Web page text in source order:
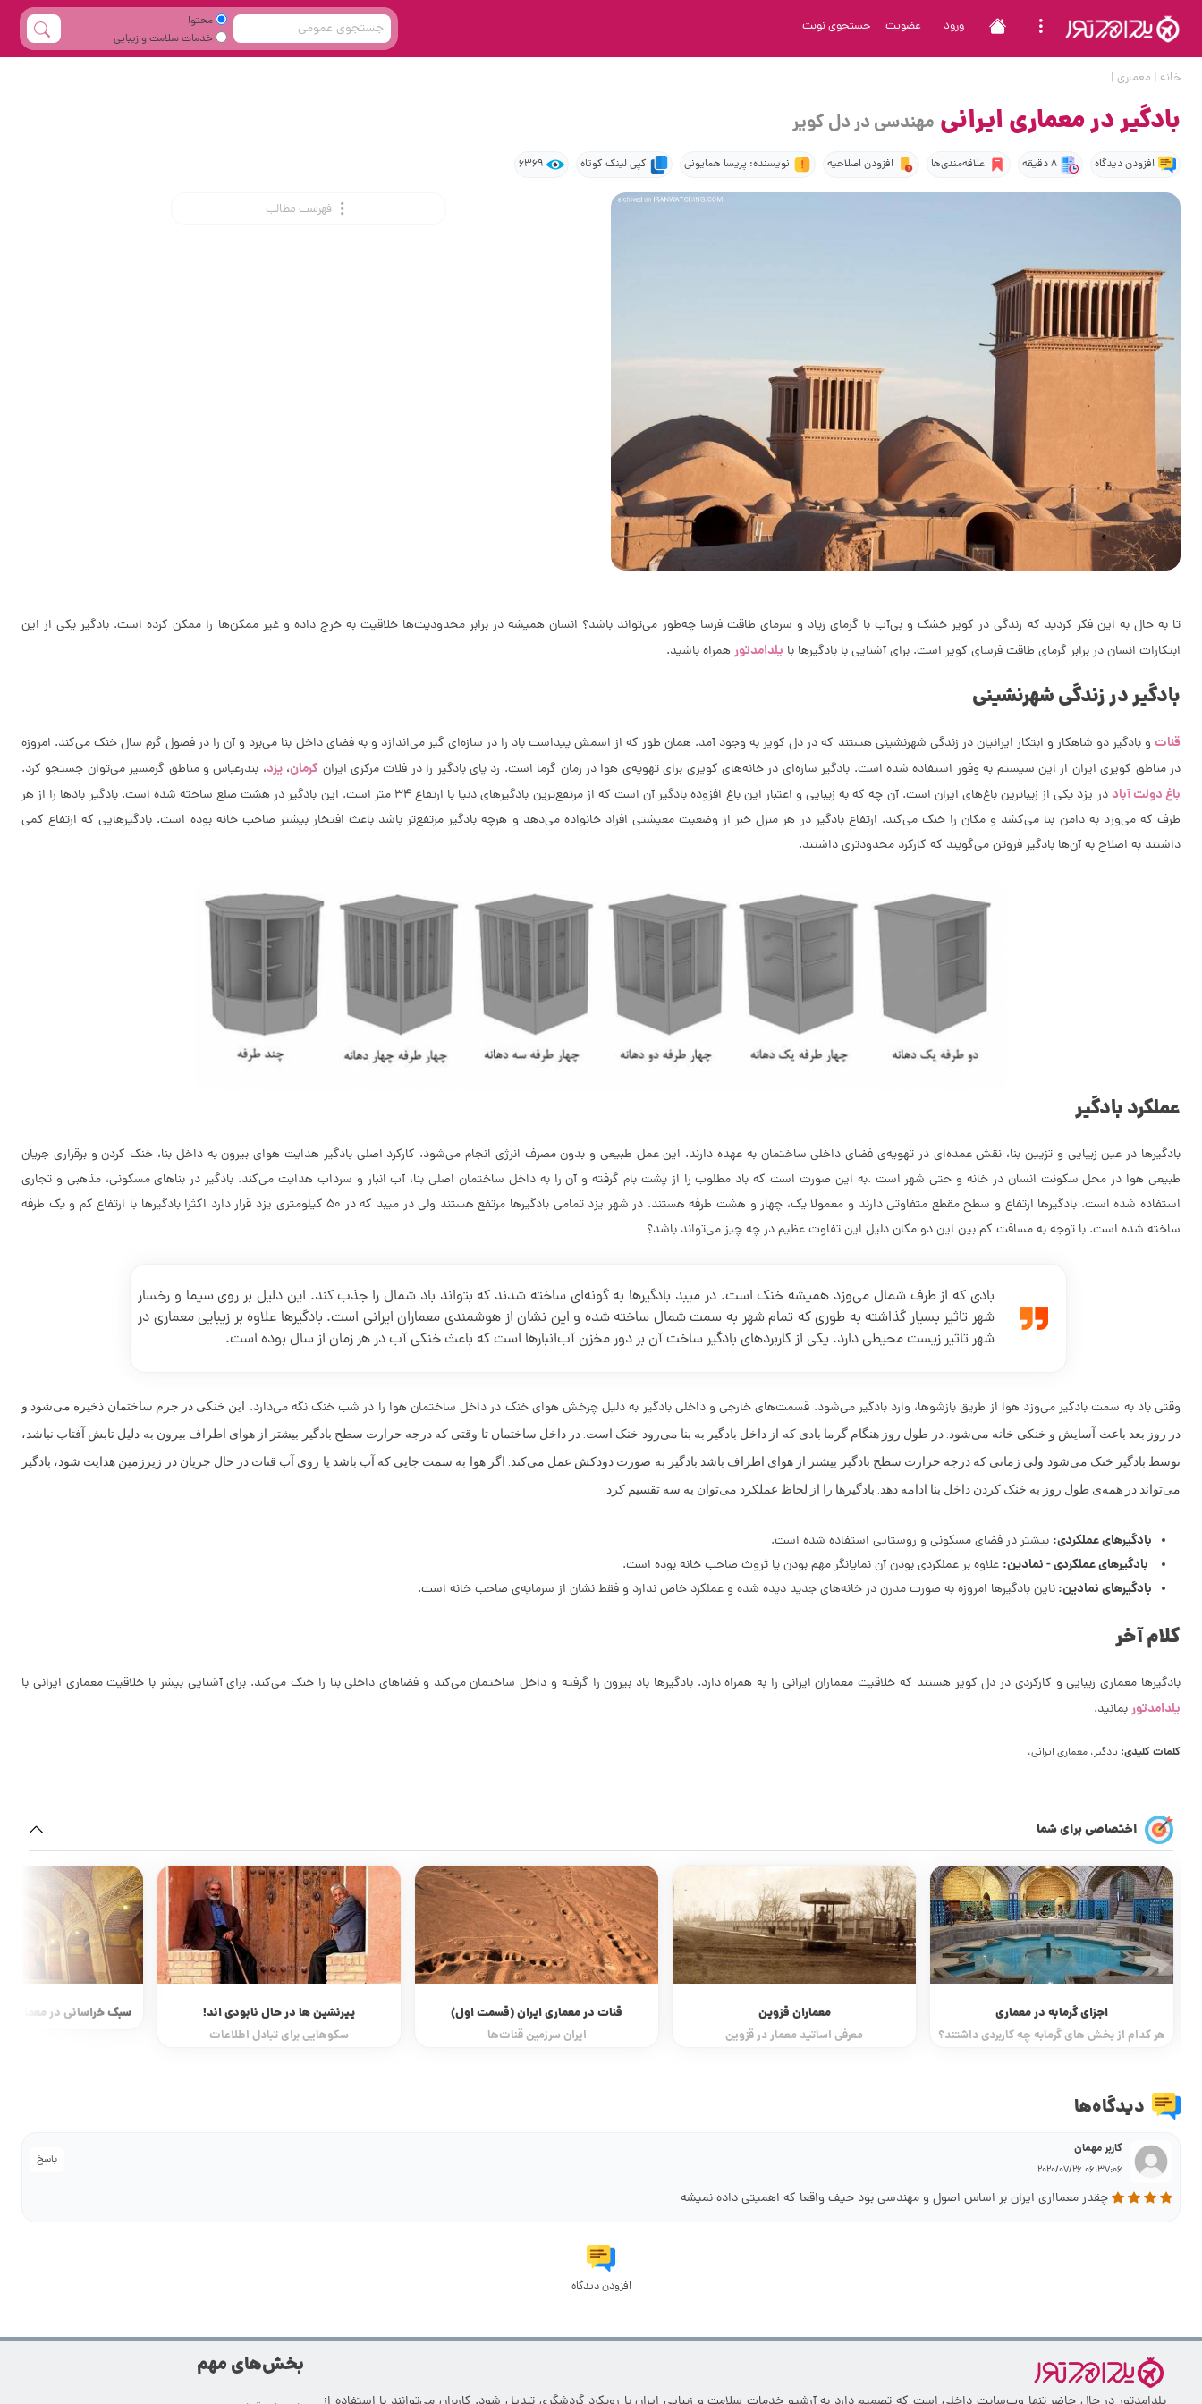
ورود عضویت جستجوی نوبت
محتوا
خدمات سلامت و زیبایی
خانه | معماری |
بادگیر در معماری ایرانی مهندسی در دل کویر
افزودن دیدگاه 8 دقیقه علاقه‌مندی‌ها افزودن اصلاحیه نویسنده: پریسا همایونی کپی لینک کوتاه 6369
فهرست مطالب
تا به حال به این فکر کردید که زندگی در کویر خشک و بی‌آب با گرمای زیاد و سرمای طاقت فرسا چه‌طور می‌تواند باشد؟ انسان همیشه در برابر محدودیت‌ها خلاقیت به خرج داده و غیر ممکن‌ها را ممکن کرده است. بادگیر یکی از این
ابتکارات انسان در برابر گرمای طاقت فرسای کویر است. برای آشنایی با بادگیرها با یلدامدتورهمراه باشید.
بادگیر در زندگی شهرنشینی
قناتو بادگیر دو شاهکار و ابتکار ایرانیان در زندگی شهرنشینی هستند که در دل کویر به وجود آمد. همان طور که از اسمش پیداست باد را در سازه‌ای گیر می‌اندازد و به فضای داخل بنا می‌برد و آن را در فصول گرم سال خنک می‌کند. امروزه
در مناطق کویری ایران از این سیستم به وفور استفاده شده است. بادگیر سازه‌ای در خانه‌های کویری برای تهویه‌ی هوا در زمان گرما است. رد پای بادگیر را در فلات مرکزی ایران کرمان،یزد، بندرعباس و مناطق گرمسیر می‌توان جستجو کرد.
باغ دولت آباد
در یزد یکی از زیباترین باغ‌های ایران است. آن چه که به زیبایی و اعتبار این باغ افزوده بادگیر آن است که از مرتفع‌ترین بادگیرهای دنیا با ارتفاع 34 متر است. این بادگیر در هشت ضلع ساخته شده است. بادگیر بادها را از هر
طرف که می‌وزد به دامن بنا می‌کشد و مکان را خنک می‌کند. ارتفاع بادگیر در هر منزل خبر از وضعیت معیشتی افراد خانواده می‌دهد و هرچه بادگیر مرتفع‌تر باشد باعث افتخار بیشتر صاحب خانه بوده است. بادگیرهایی که ارتفاع کمی
داشتند به اصلاح به آن‌ها بادگیر فروتن می‌گویند که کارکرد محدودتری داشتند.
عملکرد بادگیر
بادگیرها در عین زیبایی و تزیین بنا، نقش عمده‌ای در تهویه‌ی فضای داخلی ساختمان به عهده دارند. این عمل طبیعی و بدون مصرف انرژی انجام می‌شود. كاركرد اصلی بادگیر هدایت هوای بیرون به داخل بنا، خنک كردن و برقراری جریان
طبیعی هوا در محل سكونت انسان در خانه و حتی شهر است .به این صورت است که باد مطلوب را از پشت بام گرفته و آن را به داخل ساختمان اصلی بنا، آب انبار و سرداب هدایت می‌کند. بادگیر در بناهای مسکونی، مذهبی و تجاری
استفاده شده است. بادگیرها ارتفاع و سطح مقطع متفاوتی دارند و معمولا یک، چهار و هشت طرفه هستند. در شهر یزد تمامی بادگیرها مرتفع هستند ولی در میبد که در 50 کیلومتری یزد قرار دارد اکثرا بادگیرها با ارتفاع کم و یک طرفه
ساخته شده است. با توجه به مسافت کم بین این دو مکان دلیل این تفاوت عظیم در چه چیز می‌تواند باشد؟
بادی که از طرف شمال می‌وزد همیشه خنک است. در میبد بادگیرها به گونه‌ای ساخته شدند که بتواند باد شمال را جذب کند. این دلیل بر روی سیما و رخسار
شهر تاثیر بسیار گذاشته به طوری که تمام شهر به سمت شمال ساخته شده و این نشان از هوشمندی معماران ایرانی است. بادگیرها علاوه بر زیبایی معماری در
شهر تاثیر زیست محیطی دارد. یکی از کاربردهای بادگیر ساخت آن بر دور مخزن آب‌انبارها است که باعث خنکی آب در هر زمان از سال بوده است.
وقتی باد به سمت بادگیر می‌وزد هوا از طریق بازشوها، وارد بادگیر می‌شود. قسمت‌های خارجی و داخلی بادگیر به دلیل چرخش هوای خنک در داخل ساختمان هوا را در شب خنک نگه می‌دارد. این خنکی در جرم ساختمان ذخیره می‌شود و
در روز بعد باعث آسایش و خنکی خانه می‌شود. در طول روز هنگام گرما بادی که از داخل بادگیر به بنا می‌رود خنک است. در داخل ساختمان تا وقتی که درجه حرارت سطح بادگیر بیشتر از هوای اطراف بیرون به دلیل تابش آفتاب نباشد،
توسط بادگیر خنک می‌شود ولی زمانی که درجه حرارت سطح بادگیر بیشتر از هوای اطراف باشد بادگیر به صورت دودکش عمل می‌کند. اگر هوا به سمت جایی که آب باشد یا روی آب قنات در حال جریان در زیرزمین هدایت شود، بادگیر
می‌تواند در همه‌ی طول روز به خنک کردن داخل بنا ادامه دهد. بادگیرها را از لحاظ عملکرد می‌توان به سه تقسیم کرد.
بادگیرهای عملكردی: بیشتر در فضای مسكونی و روستایی استفاده شده است.
بادگیرهای عملكردی - نمادین: علاوه بر عملكردی بودن آن نمایانگر مهم بودن یا ثروث صاحب خانه بوده است.
بادگیرهای نمادین:ناین بادگیرها امروزه به صورت مدرن در خانه‌های جدید دیده شده و عملكرد خاص ندارد و فقط نشان از سرمایه‌ی صاحب خانه است.
کلام آخر
بادگیرها معماری زیبایی و کارکردی در دل کویر هستند که خلاقیت معماران ایرانی را به همراه دارد. بادگیرها باد بیرون را گرفته و داخل ساختمان می‌کند و فضاهای داخلی بنا را خنک می‌کند. برای آشنایی بیشر با خلاقیت معماری ایرانی با
یلدامدتوربمانید.
کلمات کلیدی: بادگیر، معماری ایرانی،
اختصاصی برای شما
معماران قزوین
معرفی اساتید معمار در قزوین
قنات در معماری ایران (قسمت اول)
ایران سرزمین قنات‌ها
پیرنشین ها در حال نابودی اند!
سکوهایی برای تبادل اطلاعات
سبک خراسانی در معماری ایرانی (قسمت اول)
گچ بری در
دیدگاه‌ها
پاسخ
کاربر مهمان
06:37:06 2020/07/26
چقدر معمااری ایران بر اساس اصول و مهندسی بود حیف واقعا که اهمیتی داده نمیشه
افزودن دیدگاه
بخش‌های مهم